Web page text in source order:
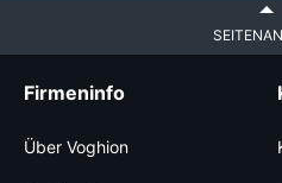
Firmeninfo
Über Voghion